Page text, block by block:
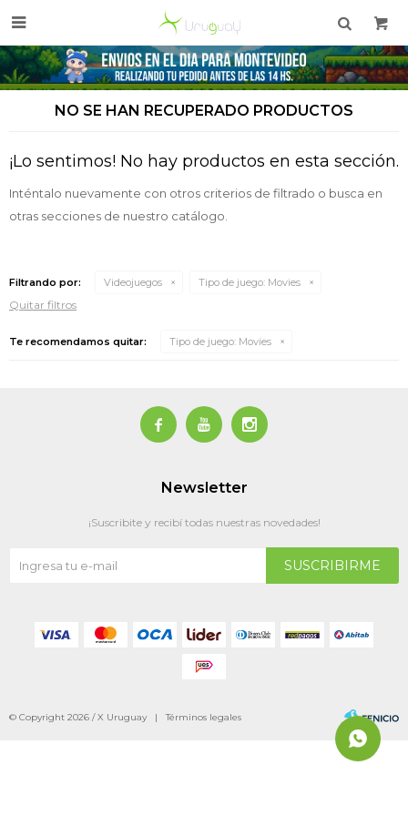

NO SE HAN RECUPERADO PRODUCTOS
¡Lo sentimos! No hay productos en esta sección.
Inténtalo nuevamente con otros criterios de filtrado o busca en
otras secciones de nuestro catálogo.
Filtrando por: Videojuegos Tipo de juego: Movies
Quitar filtros
Te recomendamos quitar: Tipo de juego: Movies
  
Newsletter
¡Suscribite y recibí todas nuestras novedades!
SUSCRIBIRME
© Copyright 2026 / X Uruguay |Términos legales